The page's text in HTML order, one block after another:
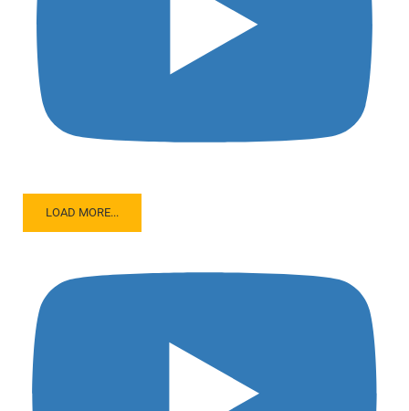
LOAD MORE...